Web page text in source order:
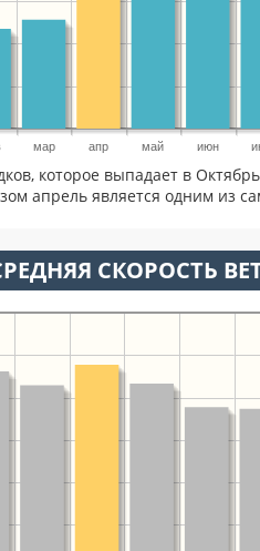
мар апр май июн
которое выпадает в
апрель является одним из
СКОРОСТЬ